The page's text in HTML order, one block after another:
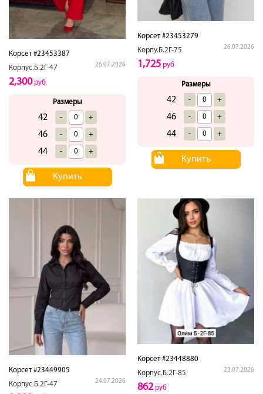
Корсет #23453387
Корпус.Б.2Г-47
26.07.2026
2,300руб
Размеры
42 - +
46 - +
44 - +
Купить
Корсет #23453279
Корпу.Б.2Г-75
26.07.2026
1,725 руб
Размеры
42 - +
46 - +
44 - +
Купить
Корсет #23449905
Корпус.Б.2Г-47
24.07.2026
Корсет #23448880
Корпус.Б.2Г-85
23.07.2026
862руб